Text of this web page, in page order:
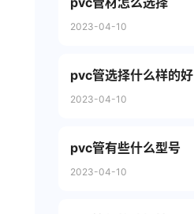
2023-04-10
pvc管选择什么样的好
2023-04-10
pvc管有些什么型号
2023-04-10